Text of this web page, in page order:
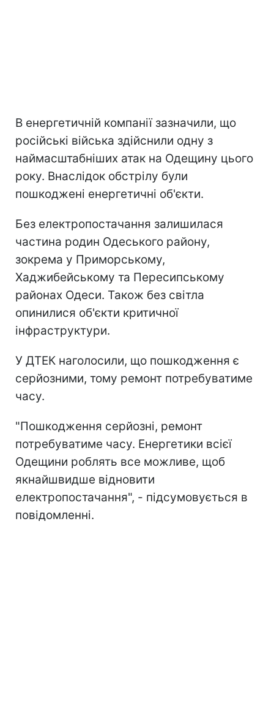
В енергетичній компанії зазначили, що
російські війська здійснили одну з
наймасштабніших атак на Одещину цього
року. Внаслідок обстрілу були
пошкоджені енергетичні об'єкти.
Без електропостачання залишилася
частина родин Одеського району,
зокрема у Приморському,
Хаджибейському та Пересипському
районах Одеси. Також без світла
опинилися об'єкти критичної
інфраструктури.
У ДТЕК наголосили, що пошкодження є
серйозними, тому ремонт потребуватиме
часу.
"Пошкодження серйозні, ремонт
потребуватиме часу. Енергетики всієї
Одещини роблять все можливе, щоб
якнайшвидше відновити
електропостачання", - підсумовується в
повідомленні.